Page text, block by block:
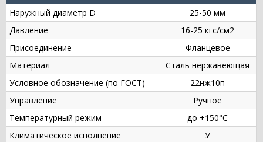
Наружный диаметр D
25-50 мм
Давление
16-25 кгс/см2
Присоединение
Фланцевое
Материал
Сталь нержавеющая
Условное обозначение (по ГОСТ)
22нж10п
Управление
Ручное
Температурный режим
до +150°С
Климатическое исполнение
У